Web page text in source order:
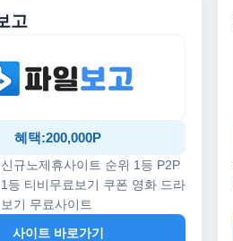
고
혜택:200,000P
규노제휴사이트 순위 1등 P2P
등 티비무료보기 쿠폰 영화 드라
기 무료사이트
사이트 바로가기